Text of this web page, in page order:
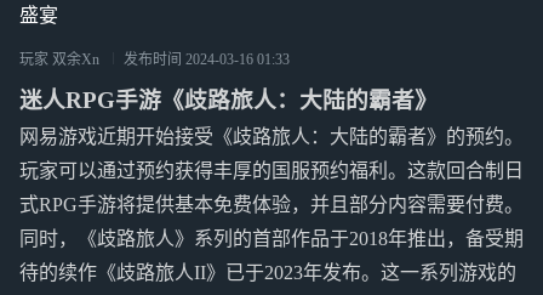
盛宴
玩家 双余Xn 发布时间 2024-03-16 01:33
迷人RPG手游《歧路旅人：大陆的霸者》
网易游戏近期开始接受《歧路旅人：大陆的霸者》的预约。
玩家可以通过预约获得丰厚的国服预约福利。这款回合制日
式RPG手游将提供基本免费体验，并且部分内容需要付费。
同时，《歧路旅人》系列的首部作品于2018年推出，备受期
待的续作《歧路旅人II》已于2023年发布。这一系列游戏的